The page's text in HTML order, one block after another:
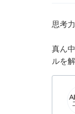
思考
真ん
ルを